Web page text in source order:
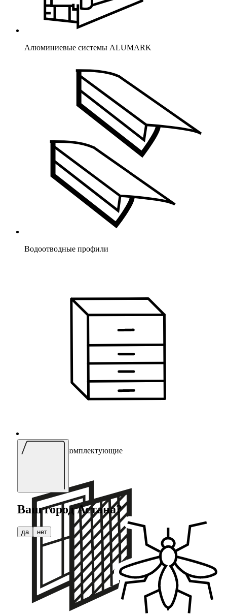
Алюминиевые системы ALUMARK
Водоотводные профили
Мебельные комплектующие
Ваш городАстана?
да нет